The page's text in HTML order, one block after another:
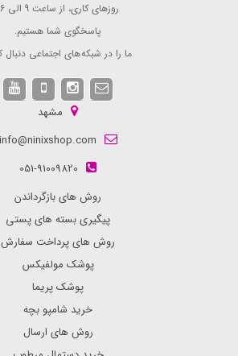
روزهای کاری، از ساعت 9 الی 16
پاسخگوی شما هستیم.
ما را در شبکه های اجتماعی دنبال
مشهد
info@ninixshop.com
051-91009820
روش های بازگرداندن
پیگیری بسته های پستی
روش های پرداخت سفارش
پوشک مولفیکس
پوشک پریما
خرید شامپو بچه
روش های ارسال